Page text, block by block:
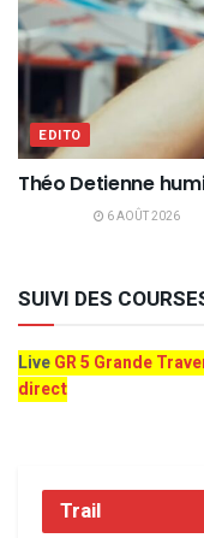
EDITO
Théo Detienne
6 AOÛT 2026
SUIVI DES
LiveGR 5 Grande
direct
Trail